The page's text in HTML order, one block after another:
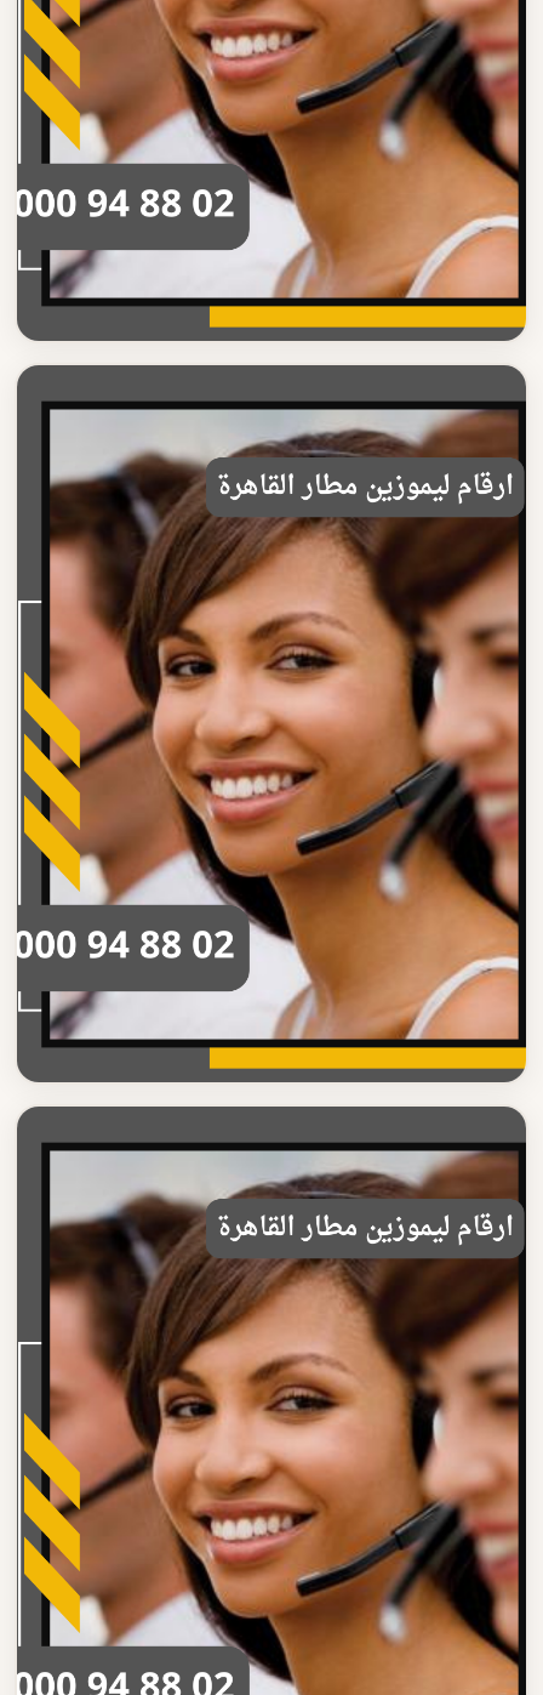
حجز ارقام ليموزين مطار القاهرة بسهولة
احجز ارقام ليموزين مطار القاهرة بكل سهولة وسرعة خدمة نقل
موثوقة مع سائق محترف اتصل الآن على 01000948...
اقرأ المزيد
مميزات ارقام ليموزين مطار القاهرة الاحترافية
اكتشف مميزات ارقام ليموزين مطار القاهرة الاحترافية سيارات
فاخرة وسائقون محترفون وأسعار مناسبة
اقرأ المزيد